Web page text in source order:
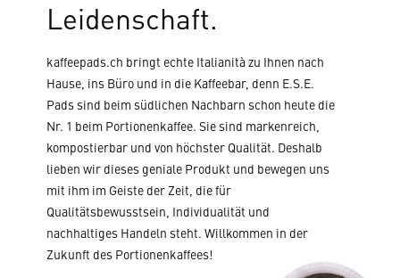
Leidenschaft.
kaffeepads.ch bringt echte Italianità zu Ihnen nach
Hause, ins Büro und in die Kaffeebar, denn E.S.E.
Pads sind beim südlichen Nachbarn schon heute die
Nr. 1 beim Portionenkaffee. Sie sind markenreich,
kompostierbar und von höchster Qualität. Deshalb
lieben wir dieses geniale Produkt und bewegen uns
mit ihm im Geiste der Zeit, die für
Qualitätsbewusstsein, Individualität und
nachhaltiges Handeln steht. Willkommen in der
Zukunft des Portionenkaffees!